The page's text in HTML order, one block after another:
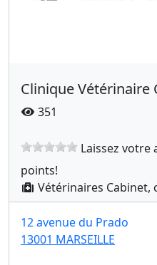
Clinique Vétérinaire
351
Laissez votre
points!
Vétérinaires Cabinet,
12 avenue du Prado
13001 MARSEILLE